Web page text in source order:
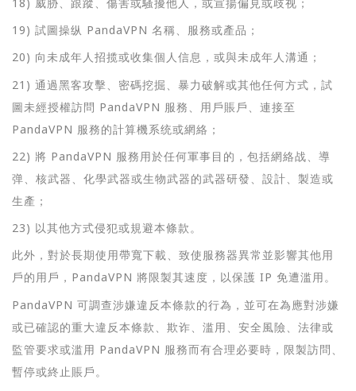
19) 試圖操纵 PandaVPN 名稱、服務或產品；
20) 向未成年人招揽或收集個人信息，或與未成年人溝通；
21) 通過黑客攻擊、密碼挖掘、暴力破解或其他任何方式，試
圖未經授權訪問 PandaVPN 服務、用戶賬戶、連接至
PandaVPN 服務的計算機系统或網絡；
22) 將 PandaVPN 服務用於任何軍事目的，包括網絡战、導
弹、核武器、化學武器或生物武器的武器研發、設計、製造或
生產；
23) 以其他方式侵犯或規避本條款。
此外，對於長期使用帶寬下載、致使服務器異常並影響其他用
戶的用戶，PandaVPN 將限製其速度，以保護 IP 免遭滥用。
PandaVPN 可調查涉嫌違反本條款的行為，並可在為應對涉嫌
或已確認的重大違反本條款、欺诈、滥用、安全風險、法律或
監管要求或滥用 PandaVPN 服務而有合理必要時，限製訪問、
暫停或終止賬戶。